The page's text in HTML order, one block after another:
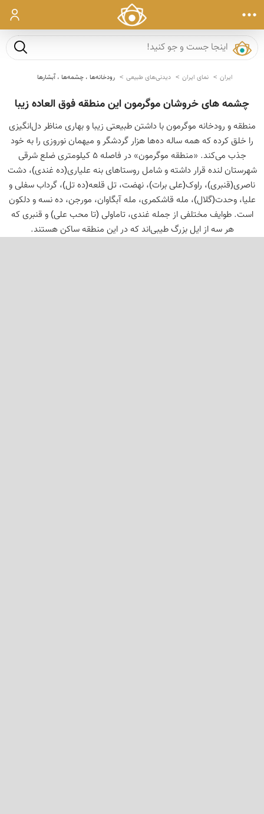
ورود
جست و
ایران نمای ایران دیدنی‌های طبیعی رودخانه‌ها ، چشمه‌ها ، آبشارها
چشمه های خروشان موگرمون این منطقه فوق العاده زیبا
منطقه و رودخانه موگرمون با داشتن طبیعتی زیبا و بهاری مناظر دل‌انگیزی
را خلق کرده که همه ساله ده‌ها هزار گردشگر و میهمان نوروزی را به خود
جذب می‌کند. «منطقه موگرمون» در فاصله 5 کیلومتری ضلع شرقی
شهرستان لنده قرار داشته و شامل روستاهای بنه علیاری(ده غندی)، دشت
ناصری(قنبری)، راوک(علی برات)، نهضت، تل قلعه(ده تل)، گرداب سفلی و
علیا، وحدت(گلال)، مله قاشکمری، مله آبگاوان، مورجن، ده نسه و دلکون
است. طوایف مختلفی از جمله غندی، تاماولی (تا محب علی) و قنبری که
هر سه از ایل بزرگ طیبی‌اند که در این منطقه ساکن هستند.